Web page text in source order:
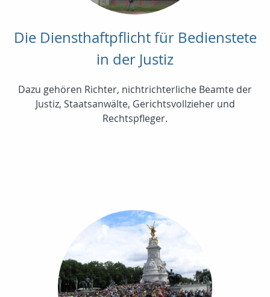
Die Diensthaftpflicht für Bedienstete
in der Justiz
Dazu gehören Richter, nichtrichterliche Beamte der
Justiz, Staatsanwälte, Gerichtsvollzieher und
Rechtspfleger.